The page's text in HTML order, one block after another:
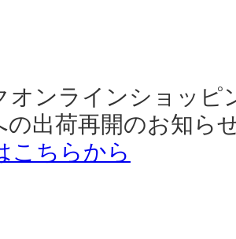
オンラインショッピ
の出荷再開のお知ら
こちらから